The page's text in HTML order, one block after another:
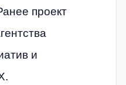
проект
и